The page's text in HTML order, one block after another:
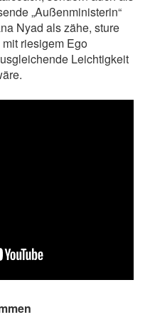
„Außenministerin“
Nyad als zähe, sture
riesigem Ego
Leichtigkeit